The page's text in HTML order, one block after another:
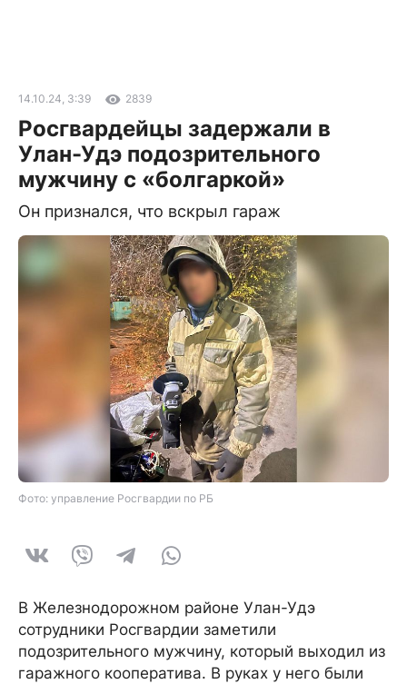
14.10.24, 3:39 2839
Росгвардейцы задержали в
Улан-Удэ подозрительного
мужчину с «болгаркой»
Он признался, что вскрыл гараж
Фото: управление Росгвардии по РБ
В Железнодорожном районе Улан-Удэ
сотрудники Росгвардии заметили
подозрительного мужчину, который выходил из
гаражного кооператива. В руках у него были